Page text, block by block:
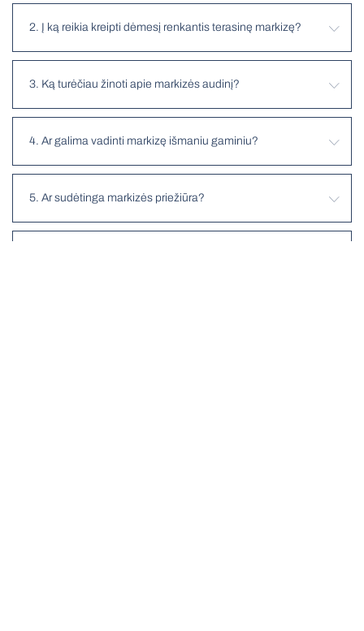
2. Į ką reikia kreipti dėmesį renkantis terasinę markizę?
3. Ką turėčiau žinoti apie markizės audinį?
4. Ar galima vadinti markizę išmaniu gaminiu?
5. Ar sudėtinga markizės priežiūra?